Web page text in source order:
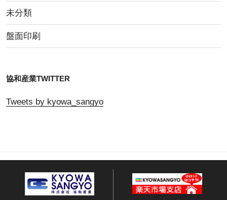
未分類
盤面印刷
協和産業TWITTER
Tweets by kyowa_sangyo